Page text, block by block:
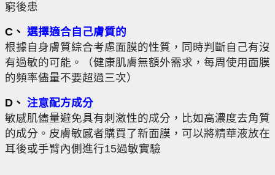
窮後患
C、 選擇適合自己膚質的
根據自身膚質綜合考慮面膜的性質，同時判斷自己有沒
有過敏的可能。（健康肌膚無額外需求，每周使用面膜
的頻率儘量不要超過三次）
D、 注意配方成分
敏感肌儘量避免具有刺激性的成分，比如高濃度去角質
的成分。皮膚敏感者購買了新面膜，可以將精華液放在
耳後或手臂內側進行15過敏實驗